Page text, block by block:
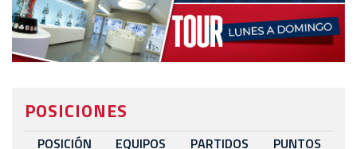
POSICIONES
POSICIÓN EQUIPOS PARTIDOS PUNTOS